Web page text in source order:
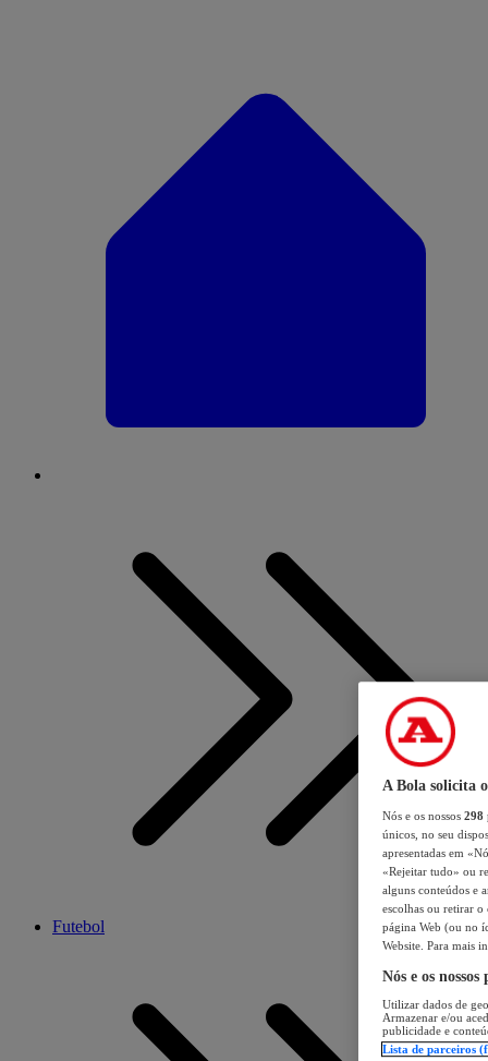
Futebol
A Bola solicita
Nós e os nossos 298
únicos, no seu
apresentadas em
«Rejeitar tudo» ou
alguns conteúdos e
escolhas ou retirar
página Web (ou no
Website. Para mais
Nós e os
Utilizar dados de
Armazenar e/ou
publicidade e
Lista de parceiros